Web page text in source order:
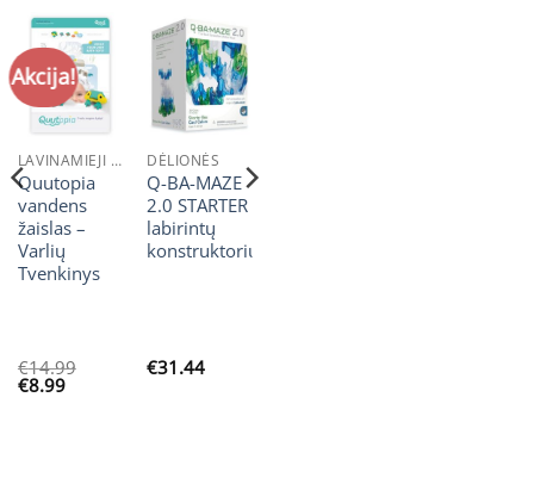
Akcija!
LAVINAMIEJI ŽAISLAI
Quutopia
vandens
žaislas –
Varlių
Tvenkinys
€14.99
Original
€8.99Current
DĖLIONĖS
Q-BA-MAZE
2.0 STARTER
labirintų
konstruktorius
€31.44